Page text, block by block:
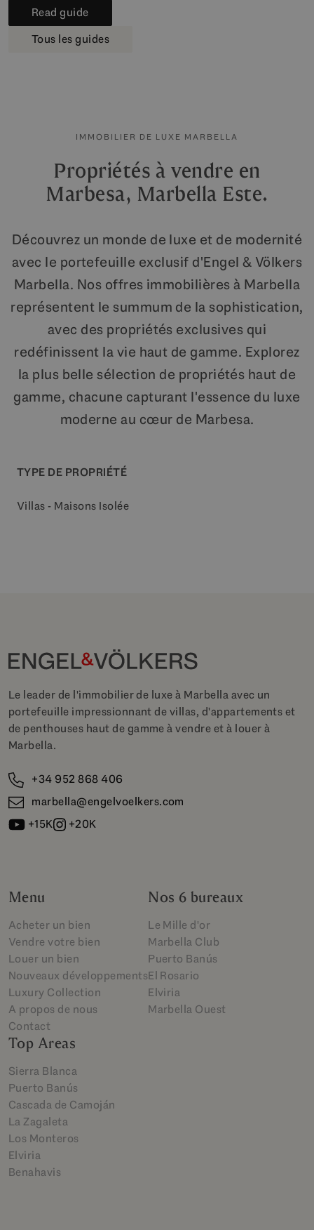
Read guide
Tous les guides
IMMOBILIER DE LUXE MARBELLA
Propriétés à vendre en
Marbesa, Marbella Este.
Découvrez un monde de luxe et de modernité
avec le portefeuille exclusif d'Engel & Völkers
Marbella. Nos offres immobilières à Marbella
représentent le summum de la sophistication,
avec des propriétés exclusives qui
redéfinissent la vie haut de gamme. Explorez
la plus belle sélection de propriétés haut de
gamme, chacune capturant l'essence du luxe
moderne au cœur de Marbesa.
TYPE DE PROPRIÉTÉ
Villas - Maisons Isolée
Le leader de l'immobilier de luxe à Marbella avec un
portefeuille impressionnant de villas, d'appartements et
de penthouses haut de gamme à vendre et à louer à
Marbella.
+34 952 868 406
marbella@engelvoelkers.com
+15K
+20K
Menu
Acheter un bien
Vendre votre bien
Louer un bien
Nouveaux développements
Luxury Collection
A propos de nous
Contact
Nos 6 bureaux
Le Mille d'or
Marbella Club
Puerto Banús
El Rosario
Elviria
Marbella Ouest
Top Areas
Sierra Blanca
Puerto Banús
Cascada de Camoján
La Zagaleta
Los Monteros
Elviria
Benahavis